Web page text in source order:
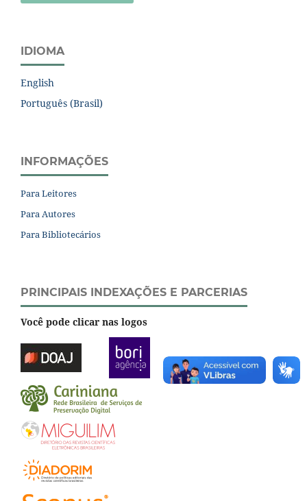
IDIOMA
English
Português (Brasil)
INFORMAÇÕES
Para Leitores
Para Autores
Para Bibliotecários
PRINCIPAIS INDEXAÇÕES E PARCERIAS
Você pode clicar nas logos